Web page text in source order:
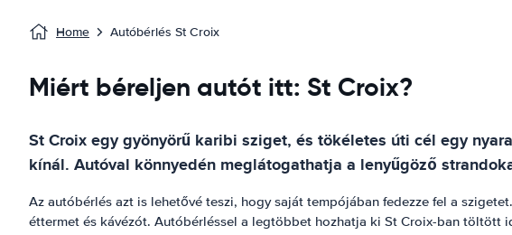
Home Autóbérlés St Croix
Miért béreljen autót itt: St Croix?
St Croix egy gyönyörű karibi sziget, és tökéletes úti cél egy
kínál. Autóval könnyedén meglátogathatja a lenyűgöző
Az autóbérlés azt is lehetővé teszi, hogy saját tempójában fedezze fel a
éttermet és kávézót. Autóbérléssel a legtöbbet hozhatja ki St Croix-ban töltött